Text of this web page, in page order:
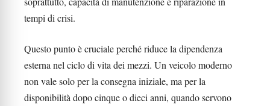
tempi di crisi.
Questo punto è cruciale perché riduce la dipendenza
esterna nel ciclo di vita dei mezzi. Un veicolo moderno
non vale solo per la consegna iniziale, ma per la
disponibilità dopo cinque o dieci anni, quando servono